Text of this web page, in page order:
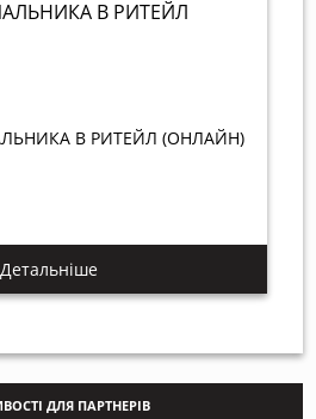
В РИТЕЙЛ (ОНЛАЙН)
Детальніше
ДЛЯ ПАРТНЕРІВ